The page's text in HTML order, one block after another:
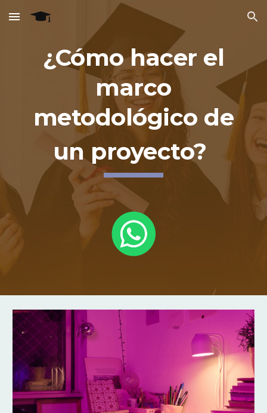
Skip to main content Skip to navigation
¿Cómo hacer el
marco
metodológico de
un proyecto?